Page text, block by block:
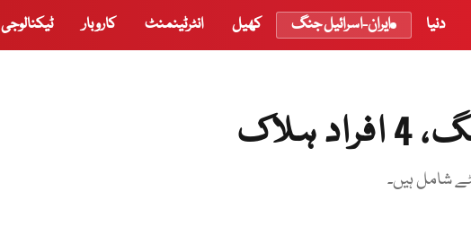
دنیا ایران-اسرائیل جنگ کھیل انٹرٹینمنٹ کاروبار ٹیکنالوجی
شامل ہیں۔